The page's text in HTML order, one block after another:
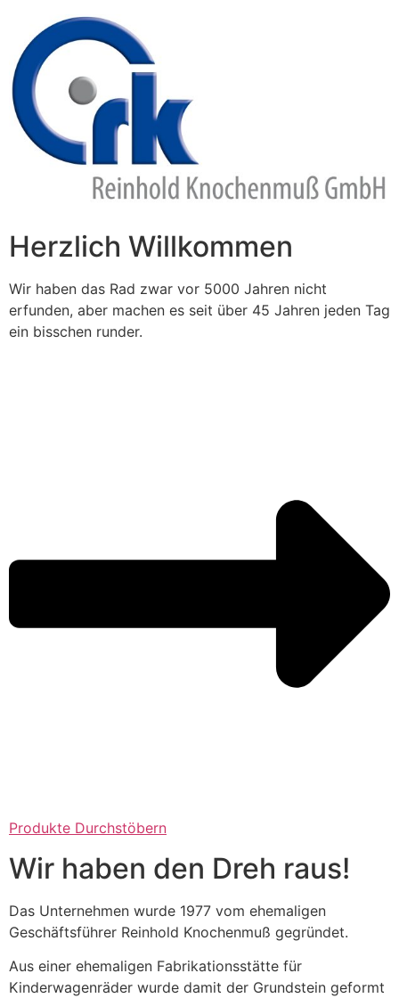
Inhalt
springen
Herzlich Willkommen
Wir haben das Rad zwar vor 5000 Jahren nicht
erfunden, aber machen es seit über 45 Jahren jeden Tag
ein bisschen runder.
Produkte Durchstöbern
Wir haben den Dreh raus!
Das Unternehmen wurde 1977 vom ehemaligen
Geschäftsführer Reinhold Knochenmuß gegründet.
Aus einer ehemaligen Fabrikationsstätte für
Kinderwagenräder wurde damit der Grundstein geformt